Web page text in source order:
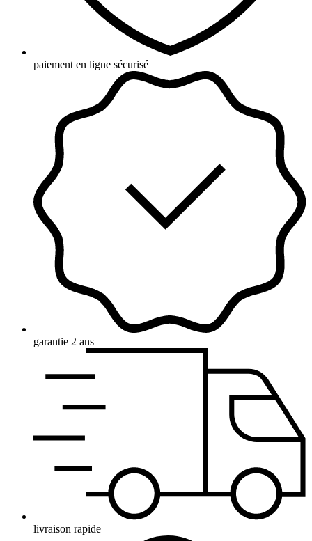
paiement en ligne sécurisé
garantie 2 ans
livraison rapide